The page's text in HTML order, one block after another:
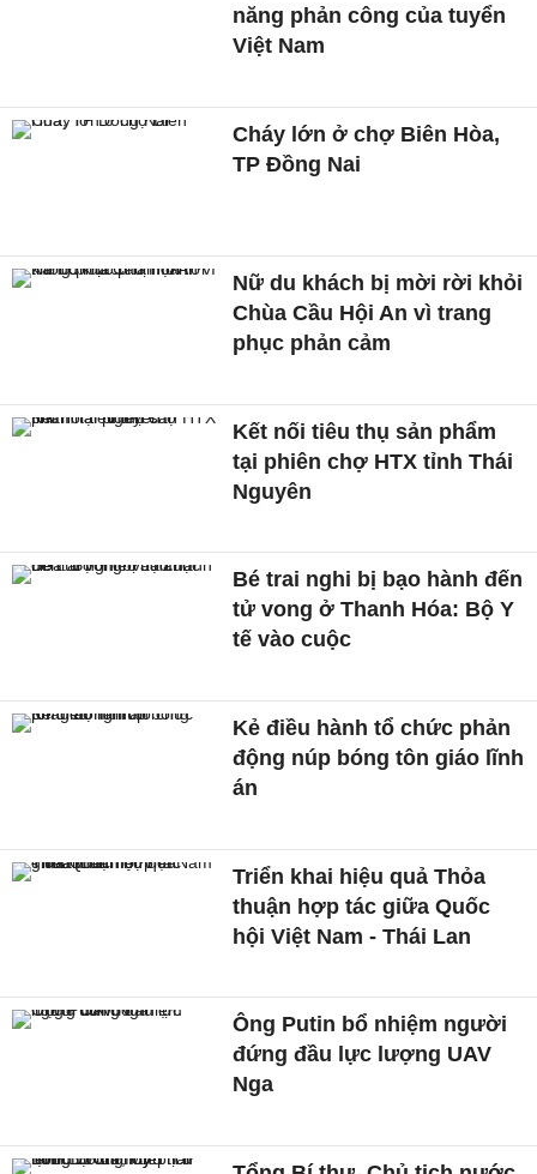
năng phản công của tuyển
Việt Nam
Cháy lớn ở chợ Biên Hòa,
TP Đồng Nai
Nữ du khách bị mời rời khỏi
Chùa Cầu Hội An vì trang
phục phản cảm
Kết nối tiêu thụ sản phẩm
tại phiên chợ HTX tỉnh Thái
Nguyên
Bé trai nghi bị bạo hành đến
tử vong ở Thanh Hóa: Bộ Y
tế vào cuộc
Kẻ điều hành tổ chức phản
động núp bóng tôn giáo lĩnh
án
Triển khai hiệu quả Thỏa
thuận hợp tác giữa Quốc
hội Việt Nam - Thái Lan
Ông Putin bổ nhiệm người
đứng đầu lực lượng UAV
Nga